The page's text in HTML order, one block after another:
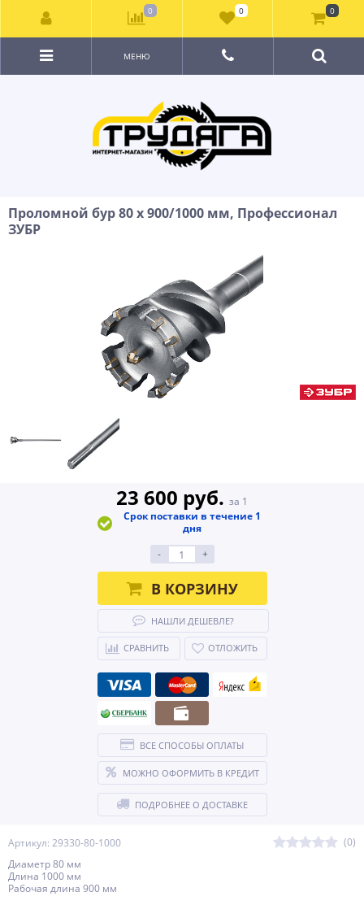
МЕНЮ
Проломной бур 80 х 900/1000 мм, Профессионал
ЗУБР
Артикул: 29330-80-1000
(0)
Диаметр 80 мм
Длина 1000 мм
Рабочая длина 900 мм
23 600 руб. за 1
Срок поставки в течение 1
дня
-
+
В КОРЗИНУ
НАШЛИ ДЕШЕВЛЕ?
СРАВНИТЬ ОТЛОЖИТЬ
ВСЕ СПОСОБЫ ОПЛАТЫ
МОЖНО ОФОРМИТЬ В КРЕДИТ
ПОДРОБНЕЕ О ДОСТАВКЕ
0 0 0